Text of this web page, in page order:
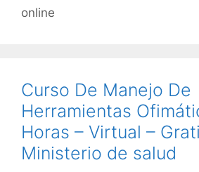
online
Curso De Manejo De
Herramientas
Horas – Virtual –
Ministerio de salud